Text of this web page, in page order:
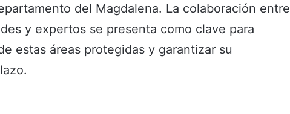
del Magdalena. La colaboración entre
y expertos se presenta como clave para
estas áreas protegidas y garantizar su